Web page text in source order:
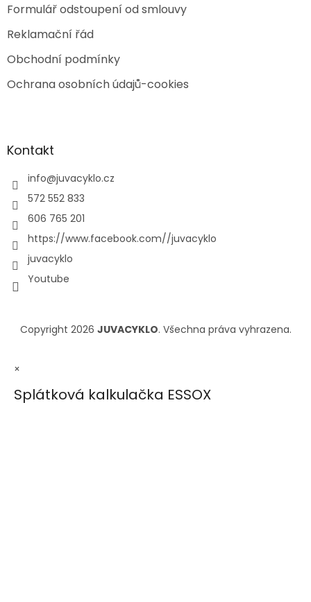
Formulář odstoupení od smlouvy
Reklamační řád
Obchodní podmínky
Ochrana osobních údajů-cookies
Kontakt
info@juvacyklo.cz
572 552 833
606 765 201
https://www.facebook.com//juvacyklo
juvacyklo
Youtube
Copyright 2026 JUVACYKLO. Všechna práva vyhrazena.
×
Splátková kalkulačka ESSOX